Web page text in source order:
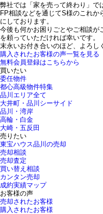
弊社では「家を売って終わり」で
FP相談などを通じてS様のこれか
にしております。
今後も何かお困りごとやご相談が
を頼っていただければ幸いです。
末永いお付き合いのほど、よろし
購入されたお客様の声一覧を見る
無料会員登録はこちらから
買いたい
委任物件
都心高級物件特集
品川エリア全て
大井町・品川シーサイド
品川・湾岸
高輪・白金
大崎・五反田
売りたい
東宝ハウス品川の売却
売却相談
売却査定
買い替え相談
カンタン売却
成約実績マップ
お客様の声
売却されたお客様
購入されたお客様